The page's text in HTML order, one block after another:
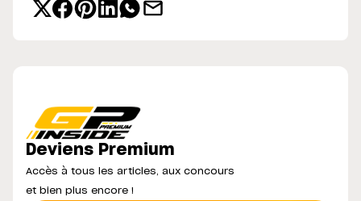
Deviens Premium
Accès à tous les articles, aux concours
et bien plus encore !